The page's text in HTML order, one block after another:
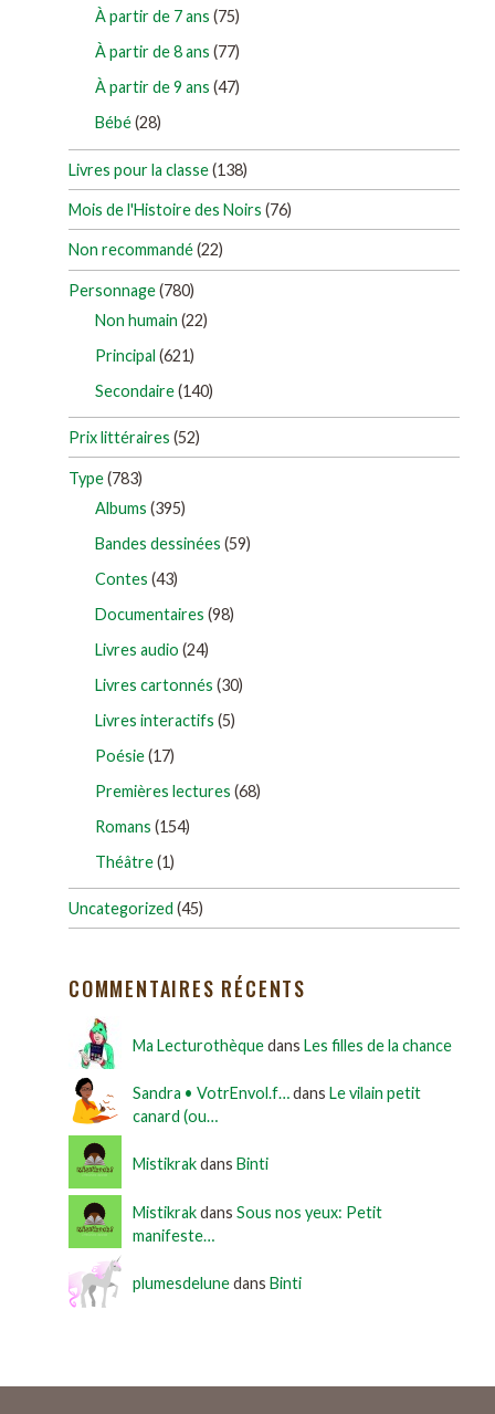
À partir de 7 ans (75)
À partir de 8 ans (77)
À partir de 9 ans (47)
Bébé(28)
Livres pour la classe(138)
Mois de l'Histoire des Noirs (76)
Non recommandé(22)
Personnage(780)
Non humain (22)
Principal (621)
Secondaire(140)
Prix littéraires (52)
Type(783)
Albums (395)
Bandes dessinées (59)
Contes (43)
Documentaires (98)
Livres audio (24)
Livres cartonnés (30)
Livres interactifs (5)
Poésie(17)
Premières lectures (68)
Romans (154)
Théâtre(1)
Uncategorized (45)
COMMENTAIRES RÉCENTS
Ma Lecturothèquedans Les filles de la chance
Sandra • VotrEnvol.f…dans Le vilain petit
canard (ou…
Mistikrakdans Binti
Mistikrakdans Sous nos yeux: Petit
manifeste…
plumesdelunedans Binti